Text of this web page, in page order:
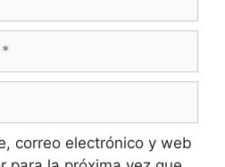
correo electrónico y web